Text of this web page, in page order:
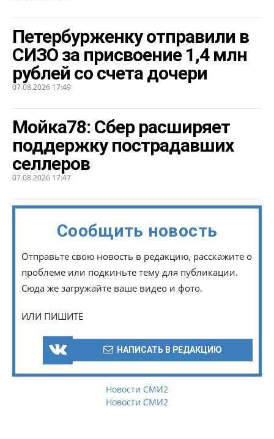
Петербурженку отправили в
СИЗО за присвоение 1,4 млн
рублей со счета дочери
07.08.2026 17:49
Мойка78: Сбер расширяет
поддержку пострадавших
селлеров
07.08.2026 17:47
Сообщить новость
Отправьте свою новость в редакцию, расскажите о
проблеме или подкиньте тему для публикации.
Сюда же загружайте ваше видео и фото.
ИЛИ ПИШИТЕ
НАПИСАТЬ В РЕДАКЦИЮ
Новости СМИ2
Новости СМИ2